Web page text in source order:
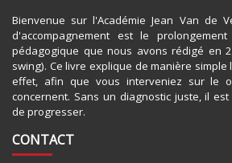
Bienvenue sur l'Académie Jean Van de
d'accompagnement est le
pédagogique que nous avons rédigé en
swing). Ce livre explique de manière
effet, afin que vous interveniez sur le
concernent. Sans un diagnostic juste, il
de progresser.
CONTACT